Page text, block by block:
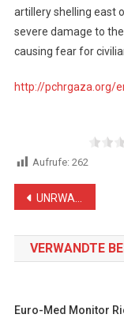
artillery shelling east
severe damage to
causing fear for
http://pchrgaza.org/
Aufrufe: 262
UNRWA: Gaza ist in ein großes Gefängnis verwandelt worden
VERWANDTE
Euro-Med Monitor